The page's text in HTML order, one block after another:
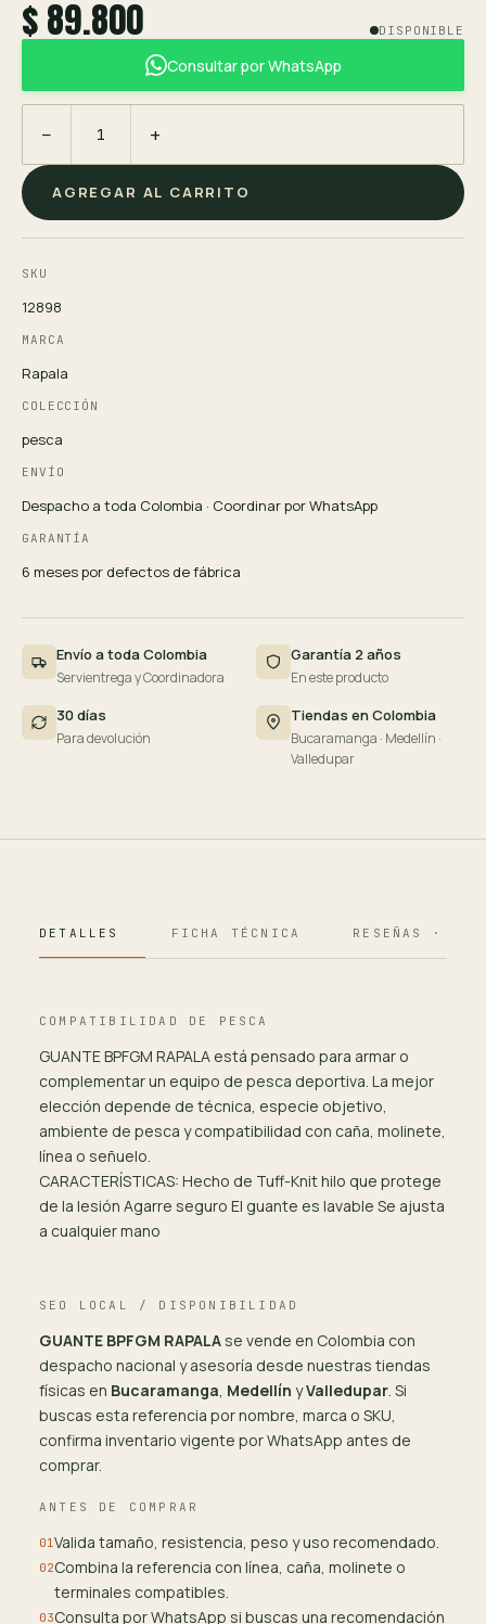
$ 89.800 DISPONIBLE
Consultar por WhatsApp
− +
AGREGAR AL CARRITO
SKU
12898
MARCA
Rapala
COLECCIÓN
pesca
ENVÍO
Despacho a toda Colombia · Coordinar por WhatsApp
GARANTÍA
6 meses por defectos de fábrica
Envío a toda Colombia
Servientrega y Coordinadora
Garantía 2 años
En este producto
30 días
Para devolución
Tiendas en Colombia
Bucaramanga · Medellín ·
Valledupar
DETALLES FICHA TÉCNICA RESEÑAS · 124
COMPATIBILIDAD DE PESCA
GUANTE BPFGM RAPALA está pensado para armar o
complementar un equipo de pesca deportiva. La mejor
elección depende de técnica, especie objetivo,
ambiente de pesca y compatibilidad con caña, molinete,
línea o señuelo.
CARACTERÍSTICAS: Hecho de Tuff-Knit hilo que protege
de la lesión Agarre seguro El guante es lavable Se ajusta
a cualquier mano
SEO LOCAL / DISPONIBILIDAD
GUANTE BPFGM RAPALA se vende en Colombia con
despacho nacional y asesoría desde nuestras tiendas
físicas en Bucaramanga, Medellín yValledupar. Si
buscas esta referencia por nombre, marca o SKU,
confirma inventario vigente por WhatsApp antes de
comprar.
ANTES DE COMPRAR
01Valida tamaño, resistencia, peso y uso recomendado.
02Combina la referencia con línea, caña, molinete o
terminales compatibles.
03Consulta por WhatsApp si buscas una recomendación